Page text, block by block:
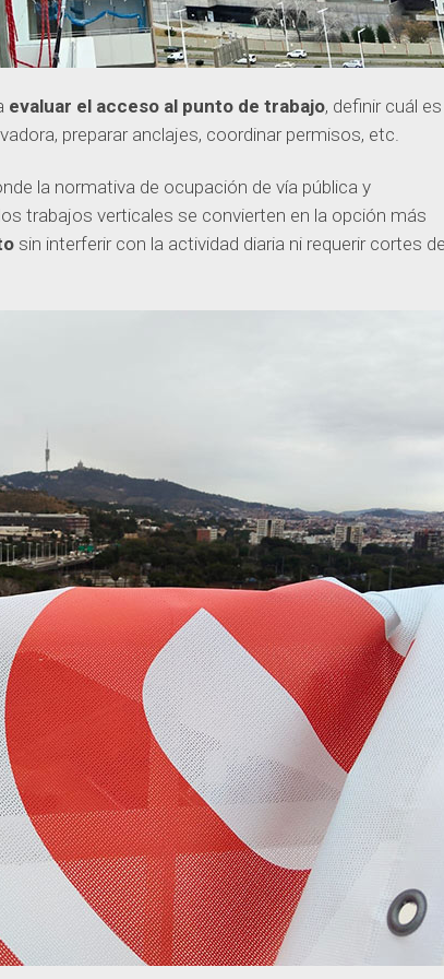
evaluar el acceso al punto de trabajo, definir cuál
preparar anclajes, coordinar permisos, etc.
la normativa de ocupación de vía pública y
trabajos verticales se convierten en la opción más
sin interferir con la actividad diaria ni requerir cortes